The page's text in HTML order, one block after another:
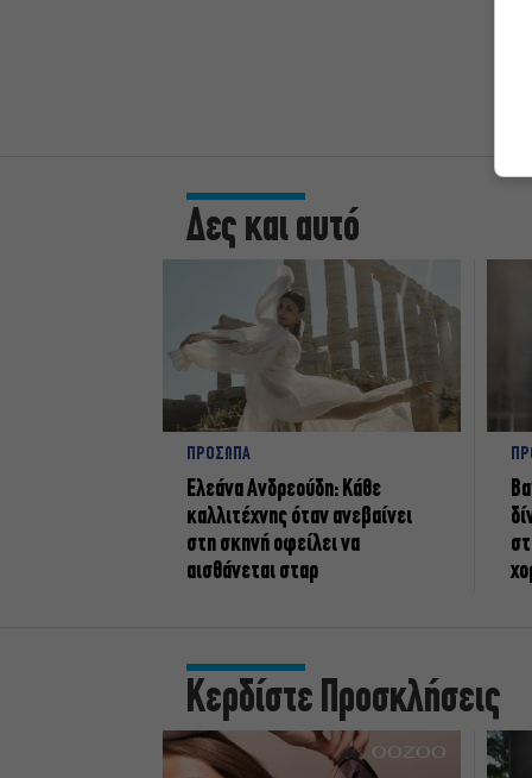
Δες και αυτό
ΠΡΟΣΩΠΑ
Ελεάνα Ανδρεούδη: Κάθε
καλλιτέχνης όταν ανεβαίνει
στη σκηνή οφείλει να
αισθάνεται σταρ
Κερδίστε Προσκλήσεις